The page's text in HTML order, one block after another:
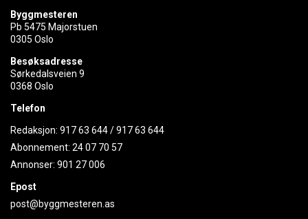
Byggmesteren
Pb 5475 Majorstuen
0305 Oslo
Besøksadresse
Sørkedalsveien 9
0368 Oslo
Telefon
Redaksjon: 917 63 644/917 63 644
Abonnement: 24 07 70 57
Annonser: 901 27 006
Epost
post@byggmesteren.as